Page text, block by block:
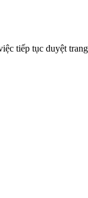
tiếp tục duyệt